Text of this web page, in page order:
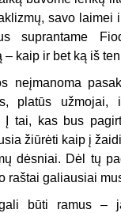
savo laimei
suprantame
kaip ir bet ką iš
neįmanoma
platūs užmojai,
Į tai, kas bus
žiūrėti kaip į
dėsniai. Dėl tų
raštai galiausiai
būti ramus –